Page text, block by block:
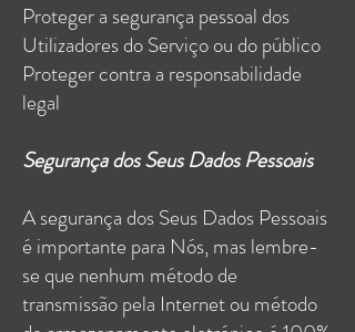
Proteger a segurança pessoal dos
Utilizadores do Serviço ou do público
Proteger contra a responsabilidade
legal
Segurança dos Seus Dados Pessoais
A segurança dos Seus Dados Pessoais
é importante para Nós, mas lembre-
se que nenhum método de
transmissão pela Internet ou método